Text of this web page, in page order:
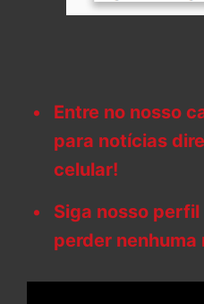
Entre no nosso
para notícias
celular!
Siga nosso
perder nenhuma